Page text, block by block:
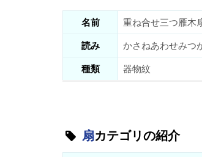
名前
重ね合せ三つ雁木
読み
かさねあわせみつ
種類
器物紋
扇カテゴリの紹介